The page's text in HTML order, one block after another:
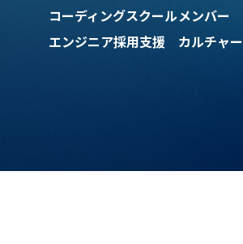
コーディングスクール
エンジニア採用支援
メンバー
カルチャー